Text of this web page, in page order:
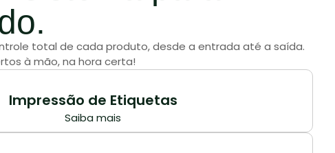
total de cada produto, desde a entrada até a saída.
à mão, na hora certa!
Impressão de Etiquetas
Saiba mais